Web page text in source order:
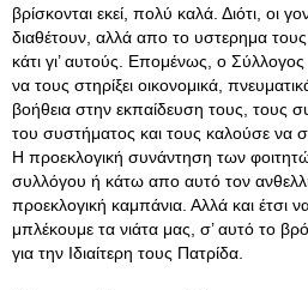
βρίσκονται εκεί, πολύ καλά. Διότι, οι
διαθέτουν, αλλά απο το υστερημα
κάτι γι’ αυτούς. Επομένως, ο
να τους στηρίξει οικονομικά,
βοήθεια στην εκπαίδευση τους, τους
του συστήματος και τους καλούσε να
Η προεκλογική συνάντηση των
συλλόγου ή κάτω απο αυτό τον
προεκλογική καμπάνια. Αλλά και έτσι
μπλέκουμε τα νιάτα μας, σ’ αυτό το
για την Ιδιαίτερη τους Πατρίδα.